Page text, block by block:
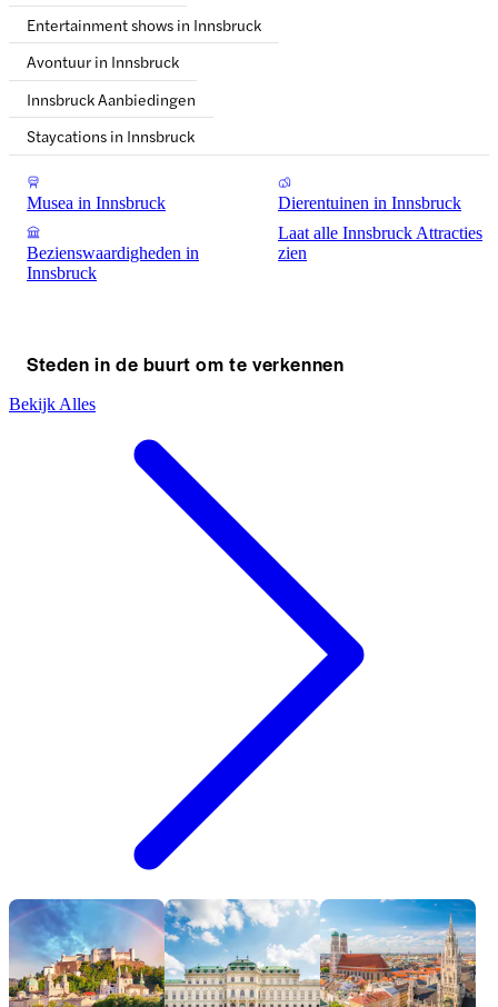
Entertainment shows in Innsbruck
Avontuur in Innsbruck
Innsbruck Aanbiedingen
Staycations in Innsbruck
Musea in Innsbruck Dierentuinen in Innsbruck
Bezienswaardigheden in
Innsbruck
Laat alle Innsbruck Attracties
zien
Steden in de buurt om te verkennen
Bekijk Alles